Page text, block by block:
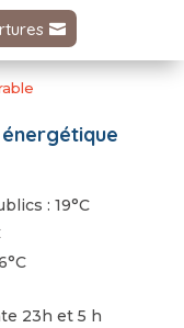
: 19°C
23h et 5 h